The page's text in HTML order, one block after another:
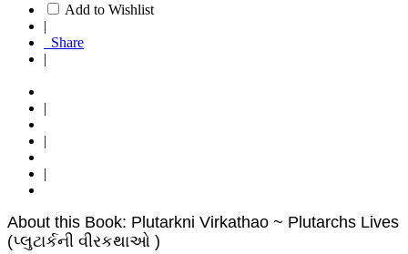
Add to Wishlist
|
Share
|
|
|
|
About this Book: Plutarkni Virkathao ~ Plutarchs Lives
(પ્લુટાર્કની વીરકથાઓ )